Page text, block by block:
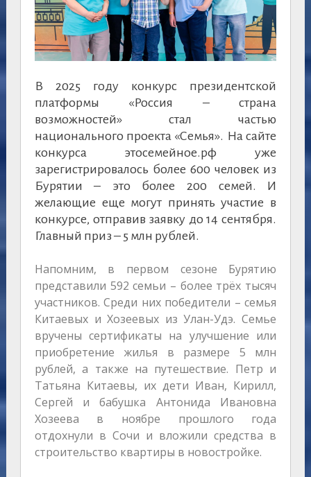
В 2025 году конкурс президентской
платформы «Россия – страна
возможностей» стал частью
национального проекта «Семья». На сайте
конкурса этосемейное.рф уже
зарегистрировалось более 600 человек из
Бурятии – это более 200 семей. И
желающие еще могут принять участие в
конкурсе, отправив заявку до 14 сентября.
Главный приз – 5 млн рублей.
Напомним, в первом сезоне Бурятию
представили 592 семьи – более трёх тысяч
участников. Среди них победители – семья
Китаевых и Хозеевых из Улан-Удэ. Семье
вручены сертификаты на улучшение или
приобретение жилья в размере 5 млн
рублей, а также на путешествие. Петр и
Татьяна Китаевы, их дети Иван, Кирилл,
Сергей и бабушка Антонида Ивановна
Хозеева в ноябре прошлого года
отдохнули в Сочи и вложили средства в
строительство квартиры в новостройке.